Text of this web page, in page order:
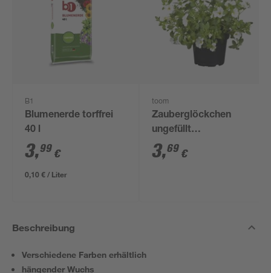
B1
Blumenerde torffrei
40 l
3,99 €
0,10 € / Liter
toom
Zauberglöckchen
ungefüllt
verschiedene Farben
12 cm Topf
3,69 €
Beschreibung
Verschiedene Farben erhältlich
hängender Wuchs